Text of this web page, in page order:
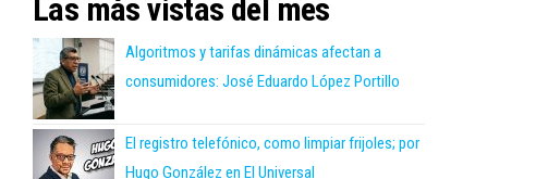
Las más vistas del mes
Algoritmos y tarifas dinámicas afectan a
consumidores: José Eduardo López Portillo
El registro telefónico, como limpiar frijoles; por
Hugo González en El Universal